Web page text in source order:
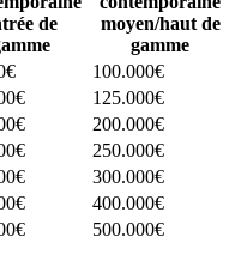
de
moyen/haut de
gamme
100.000€
125.000€
200.000€
250.000€
300.000€
400.000€
500.000€